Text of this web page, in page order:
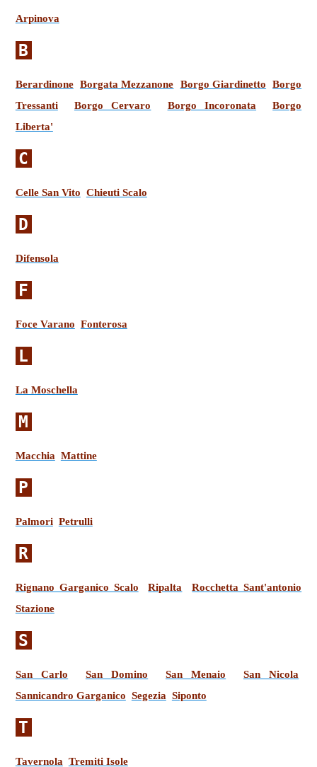
Arpinova
B
Berardinone Borgata Mezzanone Borgo Giardinetto
Borgo
Tressanti
Borgo Cervaro Borgo Incoronata
Borgo
Liberta'
C
Celle San Vito Chieuti Scalo
D
Difensola
F
Foce Varano Fonterosa
L
La Moschella
M
Macchia Mattine
P
Palmori Petrulli
R
Rignano Garganico Scalo Ripalta
Rocchetta Sant'antonio
Stazione
S
San Carlo San Domino San Menaio
San Nicola
Sannicandro Garganico Segezia Siponto
T
Tavernola Tremiti Isole